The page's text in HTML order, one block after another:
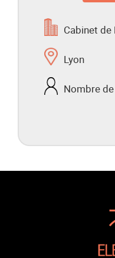
Cabinet de
Lyon
Nombre